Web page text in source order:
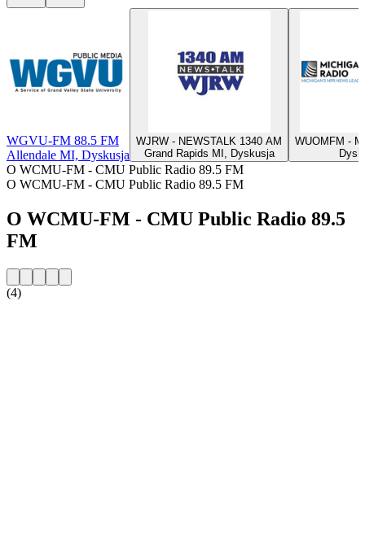
WGVU-FM 88.5 FM
Allendale MI, Dyskusja
WJRW - NEWSTALK 1340 AM
Grand Rapids MI, Dyskusja
WUOMFM -
O WCMU-FM - CMU Public Radio 89.5 FM
O WCMU-FM - CMU Public Radio 89.5 FM
O WCMU-FM - CMU Public Radio 89.5
FM
(4)